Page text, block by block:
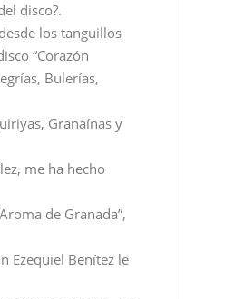
Granaínas y
me ha hecho
de Granada”,
Ezequiel Benítez le
con Jaci, así
y me hizo estos
di la idea de lo que